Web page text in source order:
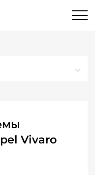
Vivaro